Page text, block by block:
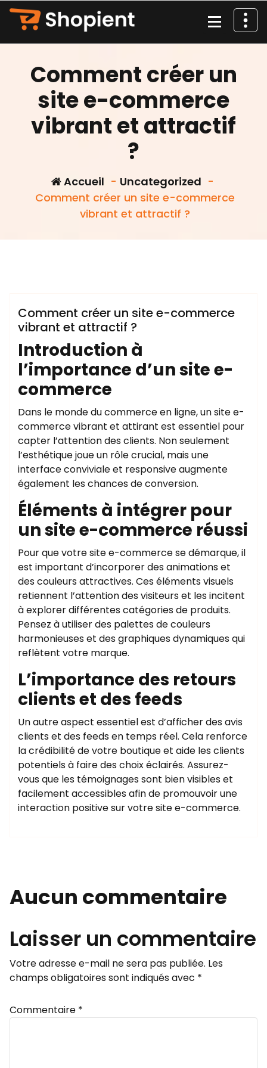
Aller
contenu
Comment créer un
site e-commerce
vibrant et attractif
?
Accueil - Uncategorized -
Comment créer un site e-commerce
vibrant et attractif ?
Uncategorized
Comment créer un site e-commerce
vibrant et attractif ?
Introduction à
l’importance d’un site e-
commerce
Dans le monde du commerce en ligne, un site e-
commerce vibrant et attirant est essentiel pour
capter l’attention des clients. Non seulement
l’esthétique joue un rôle crucial, mais une
interface conviviale et responsive augmente
également les chances de conversion.
Éléments à intégrer pour
un site e-commerce réussi
Pour que votre site e-commerce se démarque, il
est important d’incorporer des animations et
des couleurs attractives. Ces éléments visuels
retiennent l’attention des visiteurs et les incitent
à explorer différentes catégories de produits.
Pensez à utiliser des palettes de couleurs
harmonieuses et des graphiques dynamiques qui
reflètent votre marque.
L’importance des retours
clients et des feeds
Un autre aspect essentiel est d’afficher des avis
clients et des feeds en temps réel. Cela renforce
la crédibilité de votre boutique et aide les clients
potentiels à faire des choix éclairés. Assurez-
vous que les témoignages sont bien visibles et
facilement accessibles afin de promouvoir une
interaction positive sur votre site e-commerce.
Aucun commentaire
Laisser un commentaire
Votre adresse e-mail ne sera pas publiée. Les
champs obligatoires sont indiqués avec *
Commentaire *